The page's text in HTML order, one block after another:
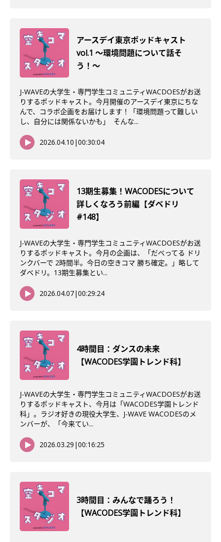
アースデイ東京ポッドキャスト
vol.1 〜環境問題について話そ
う！〜
J-WAVEの大学生・専門学生コミュニティWACDOESがお送
りするポッドキャスト。今月開催のアースデイ東京にちな
んで、コラボ企画をお届けします！「環境問題って難しい
し、自分には関係ないかも」 そんな...
2026.04.10 |00:30:04
13期生募集！WACODESについて
詳しくなろう前編【ダベドリ
#148】
J-WAVEの大学生・専門学生コミュニティWACDOESがお送
りするポッドキャスト。今月の企画は、「だべってる ドリ
ンクバーで 2時間半。今日の空きコマ 勝ち確定。」略して
ダベドリ。13期生募集とい...
2026.04.07|00:29:24
4時間目：ダンスの未来
【WACODES学園トレンド科】
J-WAVEの大学生・専門学生コミュニティWACDOESがお送
りするポッドキャスト、今月は「WACODES学園トレンド
科」。ラジオ好きの現役大学生、J-WAVE WACODESのメ
ンバーが、「今来てい...
2026.03.29 |00:16:25
3時間目：みんなで踊ろう！
【WACODES学園トレンド科】